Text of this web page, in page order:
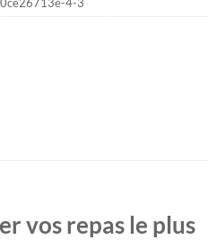
vos repas le plus